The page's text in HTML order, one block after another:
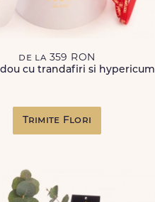
de la 359 RON
cu trandafiri si hypericum
Trimite Flori